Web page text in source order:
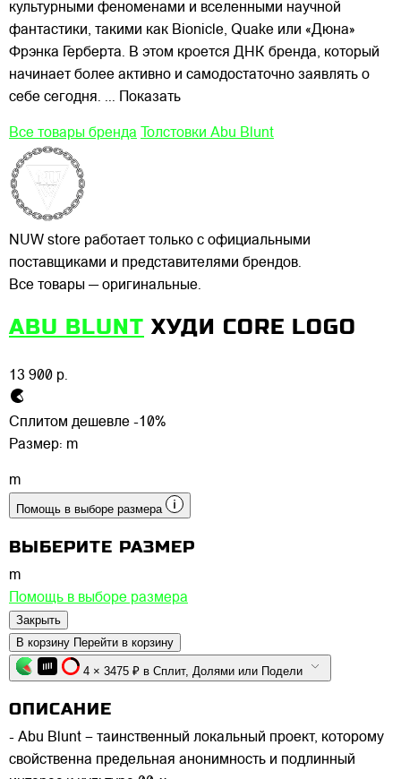
культурными феноменами и вселенными научной
фантастики, такими как Bionicle, Quake или «Дюна»
Фрэнка Герберта. В этом кроется ДНК бренда, который
начинает более активно и самодостаточно заявлять о
себе сегодня. ... Показать
Все товары бренда Толстовки Abu Blunt
NUW store работает только с официальными
поставщиками и представителями брендов.
Все товары — оригинальные.
ABU BLUNT ХУДИ CORE LOGO
13 900 р.
Сплитом дешевле -10%
Размер: m
m
Помощь в выборе размера
ВЫБЕРИТЕ РАЗМЕР
m
Помощь в выборе размера
Закрыть
В корзину Перейти в корзину
4 × 3475 ₽ в Сплит, Долями или Подели
ОПИСАНИЕ
- Abu Blunt – таинственный локальный проект, которому
свойственна предельная анонимность и подлинный